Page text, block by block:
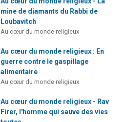
mine de diamants du Rabbi de
Loubavitch
Au cœur du monde religieux
Au cœur du monde religieux : En
guerre contre le gaspillage
alimentaire
Au cœur du monde religieux
Au cœur du monde religieux - Rav
Firer, l'homme qui sauve des vies